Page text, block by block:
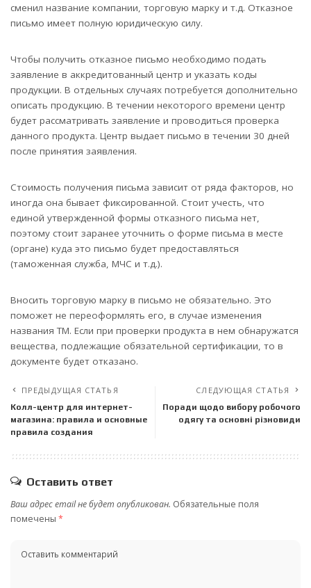
сменил название компании, торговую марку и т.д. Отказное
письмо имеет полную юридическую силу.
Чтобы получить отказное письмо необходимо подать
заявление в аккредитованный центр и указать коды
продукции. В отдельных случаях потребуется дополнительно
описать продукцию. В течении некоторого времени центр
будет рассматривать заявление и проводиться проверка
данного продукта. Центр выдает письмо в течении 30 дней
после принятия заявления.
Стоимость получения письма зависит от ряда факторов, но
иногда она бывает фиксированной. Стоит учесть, что
единой утвержденной формы отказного письма нет,
поэтому стоит заранее уточнить о форме письма в месте
(органе) куда это письмо будет предоставляться
(таможенная служба, МЧС и т.д.).
Вносить торговую марку в письмо не обязательно. Это
поможет не переоформлять его, в случае изменения
названия ТМ. Если при проверки продукта в нем обнаружатся
вещества, подлежащие обязательной сертификации, то в
документе будет отказано.
ПРЕДЫДУЩАЯ СТАТЬЯ
Колл-центр для интернет-
магазина: правила и основные
правила создания
СЛЕДУЮЩАЯ СТАТЬЯ
Поради щодо вибору робочого
одягу та основні різновиди
Оставить ответ
Ваш адрес email не будет опубликован. Обязательные поля
помечены *